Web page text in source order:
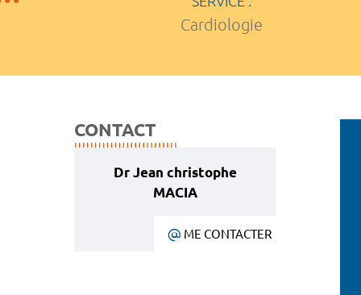
Cardiologie
CONTACT
Dr Jean christophe
MACIA
ME CONTACTER